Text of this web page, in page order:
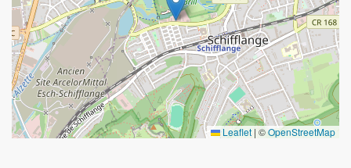
Leaflet | ©OpenStreetMap